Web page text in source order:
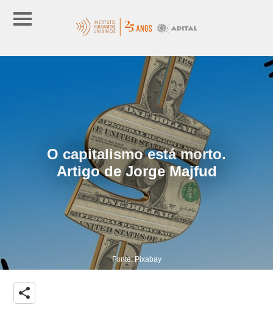
O capitalismo está morto.
Artigo de Jorge Majfud
Fonte: Pixabay
share